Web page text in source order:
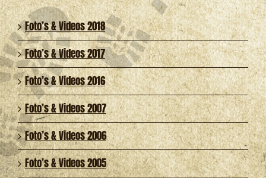
Foto’s & Videos 2018
Foto’s & Videos 2017
Foto’s & Videos 2016
Foto’s & Videos 2007
Foto’s & Videos 2006
Foto’s & Videos 2005